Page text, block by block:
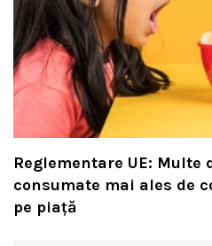
Reglementare UE:
consumate mai ales de
pe piață